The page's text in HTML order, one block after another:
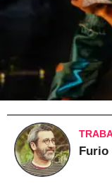
Furio